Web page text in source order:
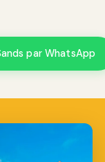
par WhatsApp